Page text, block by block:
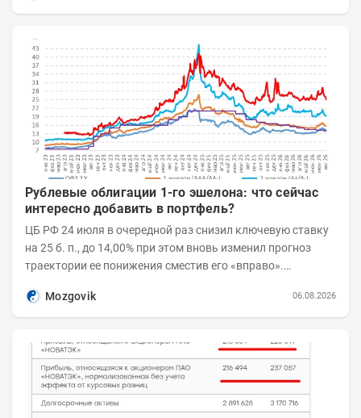
Рублевые облигации 1-го эшелона: что сейчас
интересно добавить в портфель?
ЦБ РФ 24 июля в очередной раз снизил ключевую ставку
на 25 б. п., до 14,00% при этом вновь изменил прогноз
траектории ее понижения сместив его «вправо».
Mozgovik
06.08.2026